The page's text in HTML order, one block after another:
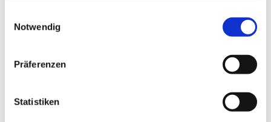
Notwendig
Präferenzen
Statistiken
© unseen studio auf unsplash
20:00 Uhr